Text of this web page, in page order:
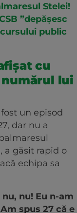
Stelei!
”depășesc
public
cu
numărul lui
un episod
dar nu a
a găsit rapid o
echipa sa
nu, nu! Eu n-am
spus 27 că e